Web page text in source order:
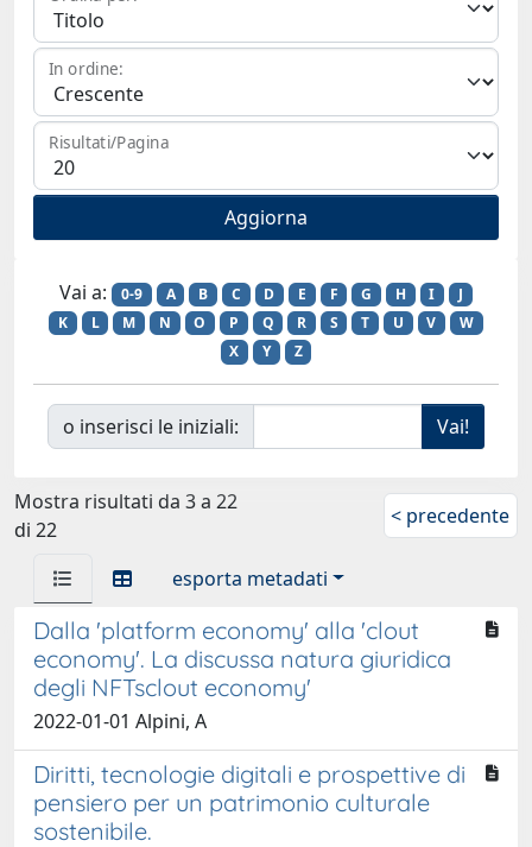
In ordine:
Risultati/Pagina
Vai a: 0-9 A B C D E F G H I
J
K
L M N O P Q R S T U V
W
X
Y Z
o inserisci le iniziali:
Mostra risultati da 3 a 22
di 22
< precedente
esporta metadati
Dalla 'platform economy' alla 'clout
economy'. La discussa natura giuridica
degli NFTsclout economy'
2022-01-01 Alpini, A
Diritti, tecnologie digitali e prospettive di
pensiero per un patrimonio culturale
sostenibile.